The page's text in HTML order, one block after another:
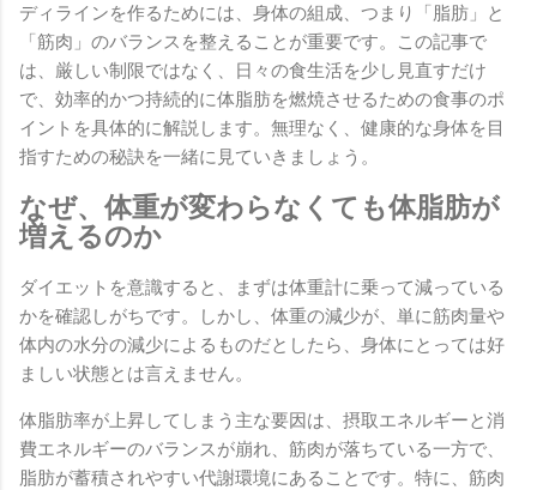
ディラインを作るためには、身体の組成、つまり「脂肪」と
「筋肉」のバランスを整えることが重要です。この記事で
は、厳しい制限ではなく、日々の食生活を少し見直すだけ
で、効率的かつ持続的に体脂肪を燃焼させるための食事のポ
イントを具体的に解説します。無理なく、健康的な身体を目
指すための秘訣を一緒に見ていきましょう。
なぜ、体重が変わらなくても体脂肪が
増えるのか
ダイエットを意識すると、まずは体重計に乗って減っている
かを確認しがちです。しかし、体重の減少が、単に筋肉量や
体内の水分の減少によるものだとしたら、身体にとっては好
ましい状態とは言えません。
体脂肪率が上昇してしまう主な要因は、摂取エネルギーと消
費エネルギーのバランスが崩れ、筋肉が落ちている一方で、
脂肪が蓄積されやすい代謝環境にあることです。特に、筋肉